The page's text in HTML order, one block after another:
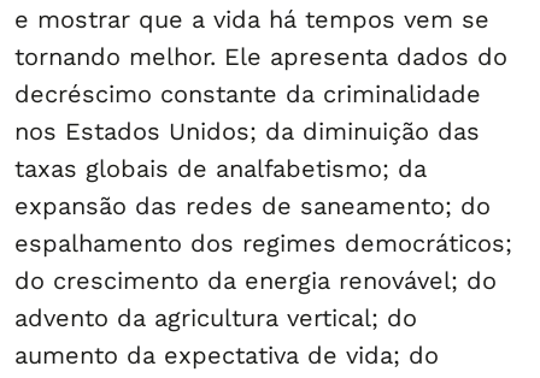
e mostrar que a vida há tempos vem se
tornando melhor. Ele apresenta dados do
decréscimo constante da criminalidade
nos Estados Unidos; da diminuição das
taxas globais de analfabetismo; da
expansão das redes de saneamento; do
espalhamento dos regimes democráticos;
do crescimento da energia renovável; do
advento da agricultura vertical; do
aumento da expectativa de vida; do